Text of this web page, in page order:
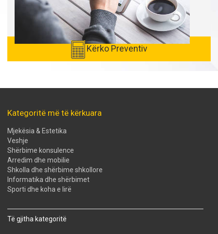
Kërko Preventiv
Kategoritë më të kërkuara
Mjekësia & Estetika
Veshje
Shërbime konsulence
Arredim dhe mobilie
Shkolla dhe shërbime shkollore
Informatika dhe shërbimet
Sporti dhe koha e lirë
Të gjitha kategoritë